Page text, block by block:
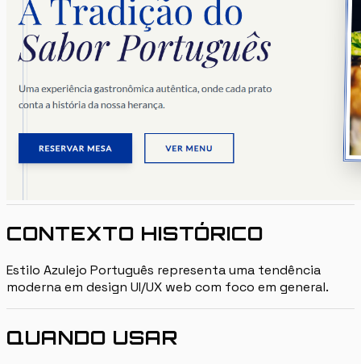
CONTEXTO HISTÓRICO
Estilo Azulejo Português representa uma tendência
moderna em design UI/UX web com foco em general.
QUANDO USAR